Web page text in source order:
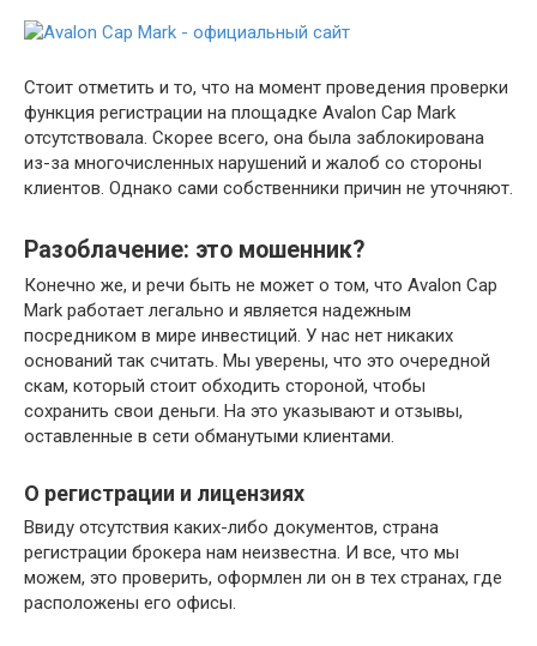
Стоит отметить и то, что на момент проведения проверки
функция регистрации на площадке Avalon Cap Mark
отсутствовала. Скорее всего, она была заблокирована
из-за многочисленных нарушений и жалоб со стороны
клиентов. Однако сами собственники причин не уточняют.
Разоблачение: это мошенник?
Конечно же, и речи быть не может о том, что Avalon Cap
Mark работает легально и является надежным
посредником в мире инвестиций. У нас нет никаких
оснований так считать. Мы уверены, что это очередной
скам, который стоит обходить стороной, чтобы
сохранить свои деньги. На это указывают и отзывы,
оставленные в сети обманутыми клиентами.
О регистрации и лицензиях
Ввиду отсутствия каких-либо документов, страна
регистрации брокера нам неизвестна. И все, что мы
можем, это проверить, оформлен ли он в тех странах, где
расположены его офисы.